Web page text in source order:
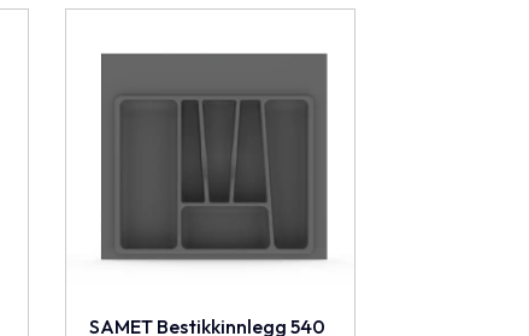
SAMET Bestikkinnlegg 540